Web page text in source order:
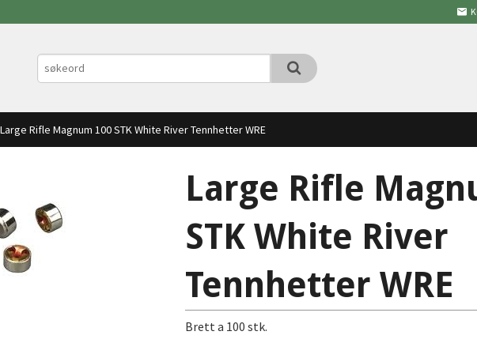
Large Rifle Magnum 100 STK White River Tennhetter WRE
Large Rifle
STK White River
Tennhetter WRE
Brett a 100 stk.